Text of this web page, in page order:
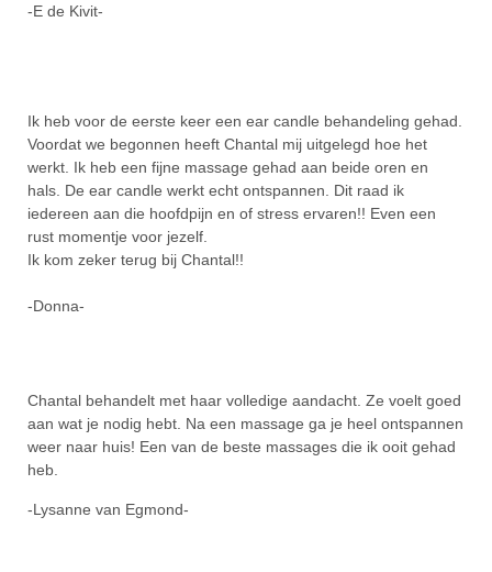
-E de Kivit-
Ik heb voor de eerste keer een ear candle behandeling gehad.
Voordat we begonnen heeft Chantal mij uitgelegd hoe het
werkt. Ik heb een fijne massage gehad aan beide oren en
hals. De ear candle werkt echt ontspannen. Dit raad ik
iedereen aan die hoofdpijn en of stress ervaren!! Even een
rust momentje voor jezelf.
Ik kom zeker terug bij Chantal!!
-Donna-
Chantal behandelt met haar volledige aandacht. Ze voelt goed
aan wat je nodig hebt. Na een massage ga je heel ontspannen
weer naar huis! Een van de beste massages die ik ooit gehad
heb.
-Lysanne van Egmond-